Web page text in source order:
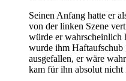
Seinen Anfang hatte er
von der linken Szene
würde er wahrscheinlich
wurde ihm Haftaufschub
ausgefallen, er wäre
kam für ihn absolut nicht